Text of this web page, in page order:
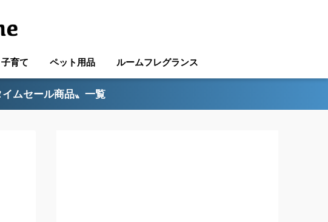
子育て ペット用品 ルームフレグランス
ムセール商品〟一覧